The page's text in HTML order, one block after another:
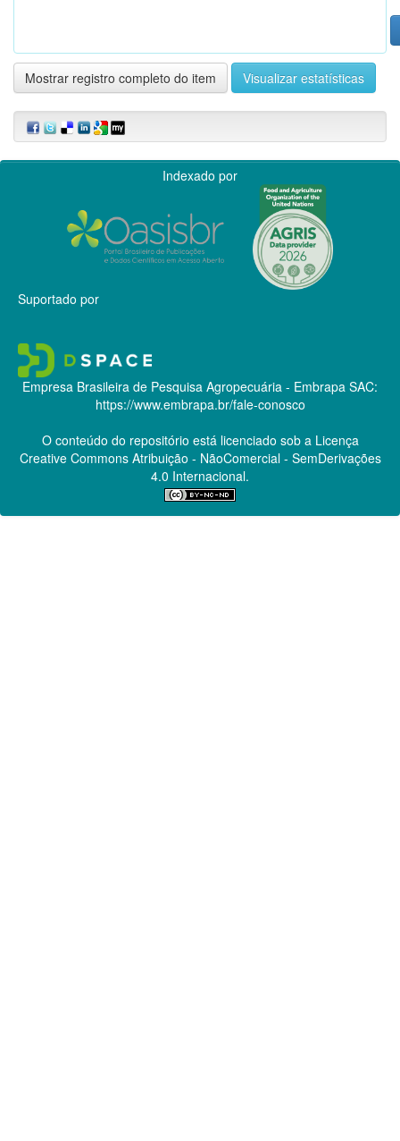
Mostrar registro completo do item Visualizar estatísticas
Indexado por
Suportado por
Empresa Brasileira de Pesquisa Agropecuária - Embrapa SAC:
https://www.embrapa.br/fale-conosco
O conteúdo do repositório está licenciado sob a Licença
Creative CommonsAtribuição - NãoComercial - SemDerivações
4.0 Internacional.